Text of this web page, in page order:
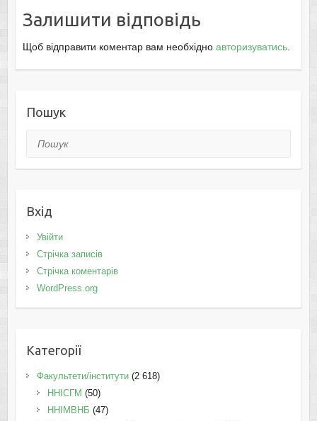
Залишити відповідь
Щоб відправити коментар вам необхідно авторизуватись.
Пошук
Пошук
Вхід
Увійти
Стрічка записів
Стрічка коментарів
WordPress.org
Категорії
Факультети/інститути(2 618)
ННІСГМ (50)
ННІМВНБ (47)